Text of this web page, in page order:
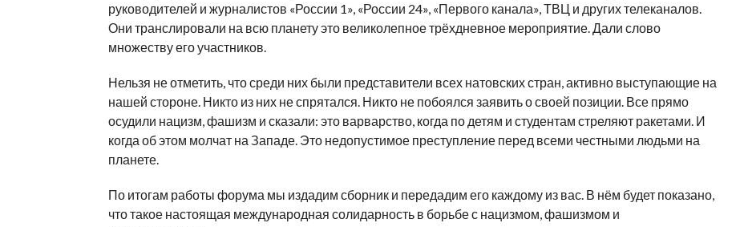
руководителей и журналистов «России 1», «России 24», «Первого канала», ТВЦ и других телеканалов.
Они транслировали на всю планету это великолепное трёхдневное мероприятие. Дали слово
множеству его участников.
Нельзя не отметить, что среди них были представители всех натовских стран, активно выступающие на
нашей стороне. Никто из них не спрятался. Никто не побоялся заявить о своей позиции. Все прямо
осудили нацизм, фашизм и сказали: это варварство, когда по детям и студентам стреляют ракетами. И
когда об этом молчат на Западе. Это недопустимое преступление перед всеми честными людьми на
планете.
По итогам работы форума мы издадим сборник и передадим его каждому из вас. В нём будет показано,
что такое настоящая международная солидарность в борьбе с нацизмом, фашизмом и